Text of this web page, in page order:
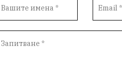
ОбщественИнтерес